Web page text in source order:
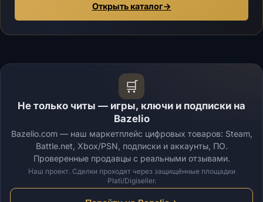
Открыть каталог→
🛒
Не только читы — игры, ключи и подписки на
Bazelio
Bazelio.com — наш маркетплейс цифровых товаров: Steam,
Battle.net, Xbox/PSN, подписки и аккаунты, ПО.
Проверенные продавцы с реальными отзывами.
Наш проект. Сделки проходят через защищённые площадки
Plati/Digiseller.